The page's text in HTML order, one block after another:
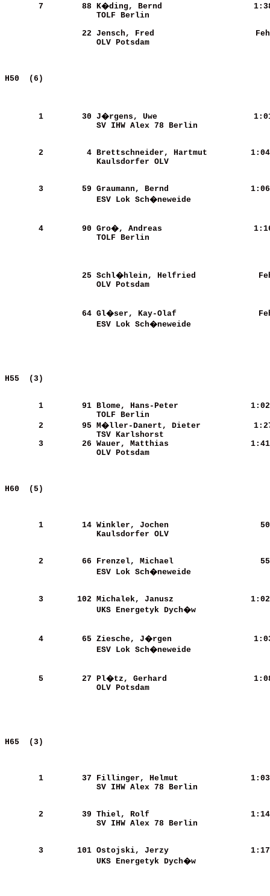
       7
       88
K�ding, Bernd
TOLF Berlin
       22
Jensch, Fred
OLV Potsdam
H50
       1
       30
J�rgens, Uwe
SV IHW Alex 78 Berlin
       2
        4
Brettschneider, Hartmut
Kaulsdorfer OLV
       3
       59
Graumann, Bernd
ESV Lok Sch�neweide
       4
       90
Gro�, Andreas
TOLF Berlin
       25
Schl�hlein, Helfried
OLV Potsdam
       64
Gl�ser, Kay-Olaf
ESV Lok Sch�neweide
H55
       1
       91
Blome, Hans-Peter
TOLF Berlin
       2
       95
M�ller-Danert, Dieter
TSV Karlshorst
       3
       26
Wauer, Matthias
OLV Potsdam
H60
       1
       14
Winkler, Jochen
Kaulsdorfer OLV
       2
       66
Frenzel, Michael
ESV Lok Sch�neweide
       3
      102
Michalek, Janusz
UKS Energetyk Dych�w
       4
       65
Ziesche, J�rgen
ESV Lok Sch�neweide
       5
       27
Pl�tz, Gerhard
OLV Potsdam
H65
       1
       37
Fillinger, Helmut
SV IHW Alex 78 Berlin
       2
       39
Thiel, Rolf
SV IHW Alex 78 Berlin
       3
      101
Ostojski, Jerzy
UKS Energetyk Dych�w